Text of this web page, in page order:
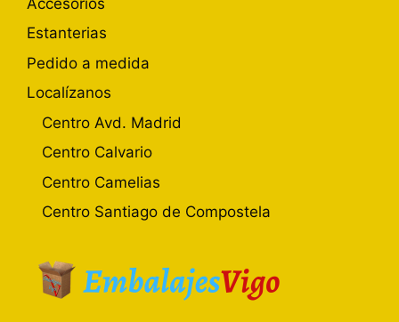
Estanterias
Pedido a medida
Localízanos
Centro Avd. Madrid
Centro Calvario
Centro Camelias
Centro Santiago de Compostela